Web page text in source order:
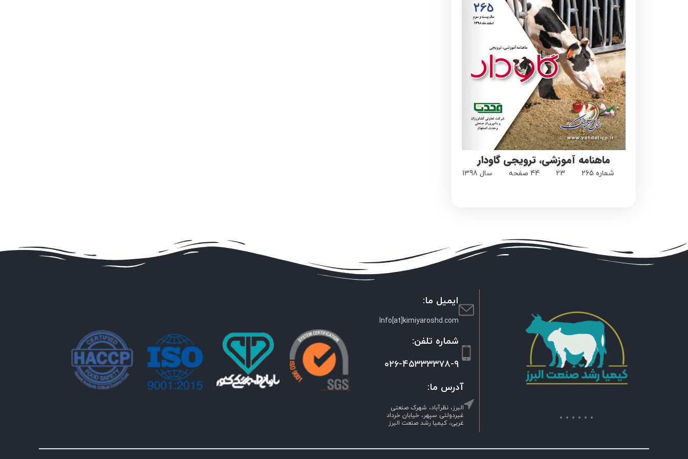
ماهنامه آموزشی، ترویجی گاودار
شماره 265 23 44 صفحه سال 1398
ایمیل ما:
Info[at]kimiyaroshd.com
شماره تلفن:
۰۲۶-۴۵۳۳۳۳۷۸-۹
آدرس ما:
البرز، نظرآباد، شهرک صنعتی
غیردولتی سپهر، خیابان خرداد
غربی، کیمیا رشد صنعت البرز